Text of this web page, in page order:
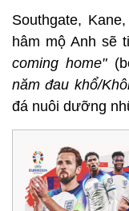
Southgate,
hâm mộ Anh sẽ
coming home"
năm đau khổ/
đá nuôi dưỡng